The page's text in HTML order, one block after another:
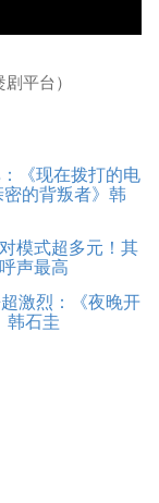
平台）
《现在拨打的电
的背叛者》韩
模式超多元！其
声最高
激烈：《夜晚开
韩石圭